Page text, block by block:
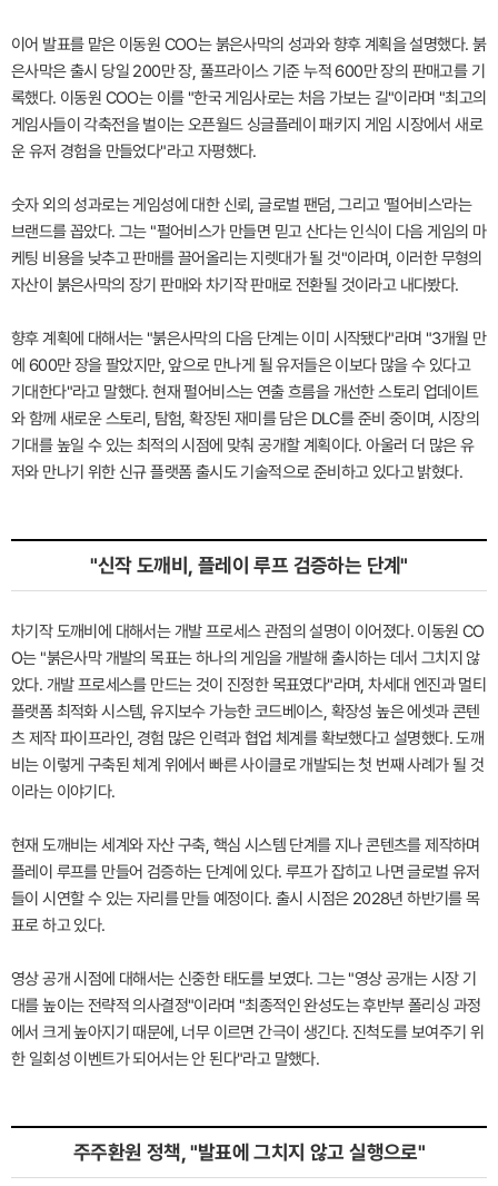
이어 발표를 맡은 이동원 COO는 붉은사막의 성과와 향후 계획을 설명했다. 붉
은사막은 출시 당일 200만 장, 풀프라이스 기준 누적 600만 장의 판매고를 기
록했다. 이동원 COO는 이를 "한국 게임사로는 처음 가보는 길"이라며 "최고의
게임사들이 각축전을 벌이는 오픈월드 싱글플레이 패키지 게임 시장에서 새로
운 유저 경험을 만들었다"라고 자평했다.
숫자 외의 성과로는 게임성에 대한 신뢰, 글로벌 팬덤, 그리고 '펄어비스'라는
브랜드를 꼽았다. 그는 "펄어비스가 만들면 믿고 산다는 인식이 다음 게임의 마
케팅 비용을 낮추고 판매를 끌어올리는 지렛대가 될 것"이라며, 이러한 무형의
자산이 붉은사막의 장기 판매와 차기작 판매로 전환될 것이라고 내다봤다.
향후 계획에 대해서는 "붉은사막의 다음 단계는 이미 시작됐다"라며 "3개월 만
에 600만 장을 팔았지만, 앞으로 만나게 될 유저들은 이보다 많을 수 있다고
기대한다"라고 말했다. 현재 펄어비스는 연출 흐름을 개선한 스토리 업데이트
와 함께 새로운 스토리, 탐험, 확장된 재미를 담은 DLC를 준비 중이며, 시장의
기대를 높일 수 있는 최적의 시점에 맞춰 공개할 계획이다. 아울러 더 많은 유
저와 만나기 위한 신규 플랫폼 출시도 기술적으로 준비하고 있다고 밝혔다.
"신작 도깨비, 플레이 루프 검증하는 단계"
차기작 도깨비에 대해서는 개발 프로세스 관점의 설명이 이어졌다. 이동원 CO
O는 "붉은사막 개발의 목표는 하나의 게임을 개발해 출시하는 데서 그치지 않
았다. 개발 프로세스를 만드는 것이 진정한 목표였다"라며, 차세대 엔진과 멀티
플랫폼 최적화 시스템, 유지보수 가능한 코드베이스, 확장성 높은 에셋과 콘텐
츠 제작 파이프라인, 경험 많은 인력과 협업 체계를 확보했다고 설명했다. 도깨
비는 이렇게 구축된 체계 위에서 빠른 사이클로 개발되는 첫 번째 사례가 될 것
이라는 이야기다.
현재 도깨비는 세계와 자산 구축, 핵심 시스템 단계를 지나 콘텐츠를 제작하며
플레이 루프를 만들어 검증하는 단계에 있다. 루프가 잡히고 나면 글로벌 유저
들이 시연할 수 있는 자리를 만들 예정이다. 출시 시점은 2028년 하반기를 목
표로 하고 있다.
영상 공개 시점에 대해서는 신중한 태도를 보였다. 그는 "영상 공개는 시장 기
대를 높이는 전략적 의사결정"이라며 "최종적인 완성도는 후반부 폴리싱 과정
에서 크게 높아지기 때문에, 너무 이르면 간극이 생긴다. 진척도를 보여주기 위
한 일회성 이벤트가 되어서는 안 된다"라고 말했다.
주주환원 정책, "발표에 그치지 않고 실행으로"